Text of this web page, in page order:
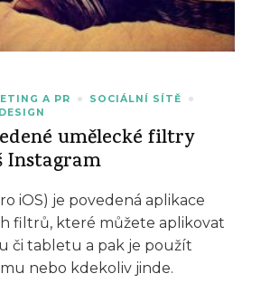
A PR
SOCIÁLNÍ SÍTĚ
umělecké filtry
Instagram
iOS) je povedená aplikace
filtrů, které můžete aplikovat
či tabletu a pak je použít
nebo kdekoliv jinde.